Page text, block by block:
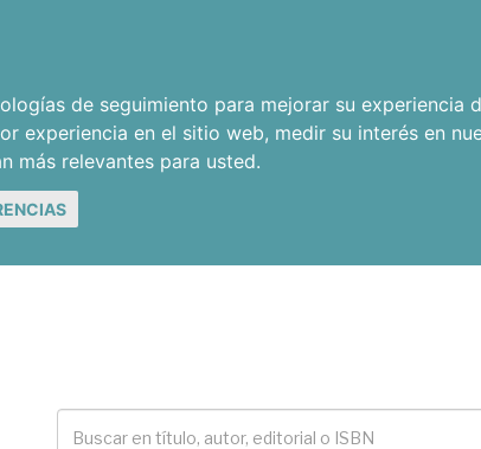
de seguimiento para mejorar su experiencia
experiencia en el sitio web, medir su interés en
más relevantes para usted.